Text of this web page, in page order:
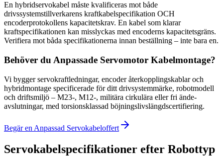
En hybridservokabel måste kvalificeras mot både
drivssystemstillverkarens kraftkabelspecifikation OCH
encoderprotokollens kapacitetskrav. En kabel som klarar
kraftspecifikationen kan misslyckas med encoderns kapacitetsgräns.
Verifiera mot båda specifikationerna innan beställning – inte bara en.
Behöver du Anpassade Servomotor Kabelmontage?
Vi bygger servokraftledningar, encoder återkopplingskablar och
hybridmontage specificerade för ditt drivsystemmärke, robotmodell
och driftsmiljö – M23-, M12-, militära cirkulära eller fri ände-
avslutningar, med torsionsklassad böjningslivslängdscertifiering.
Begär en Anpassad Servokabeloffert
Servokabelspecifikationer efter Robottyp